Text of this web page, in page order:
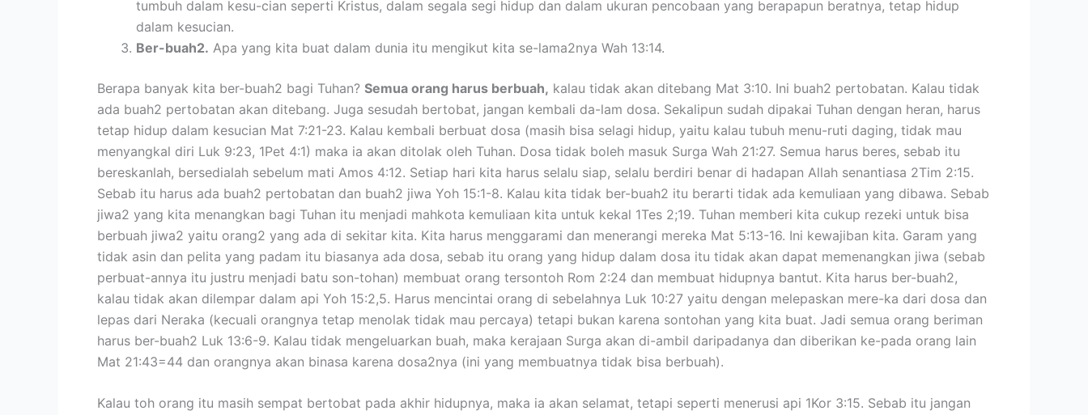
tumbuh dalam kesu-cian seperti Kristus, dalam segala segi hidup dan dalam ukuran pencobaan yang berapapun beratnya, tetap hidup
dalam kesucian.
Ber-buah2. Apa yang kita buat dalam dunia itu mengikut kita se-lama2nya Wah 13:14.
Berapa banyak kita ber-buah2 bagi Tuhan? Semua orang harus berbuah, kalau tidak akan ditebang Mat 3:10. Ini buah2 pertobatan. Kalau tidak
ada buah2 pertobatan akan ditebang. Juga sesudah bertobat, jangan kembali da-lam dosa. Sekalipun sudah dipakai Tuhan dengan heran, harus
tetap hidup dalam kesucian Mat 7:21-23. Kalau kembali berbuat dosa (masih bisa selagi hidup, yaitu kalau tubuh menu-ruti daging, tidak mau
menyangkal diri Luk 9:23, 1Pet 4:1) maka ia akan ditolak oleh Tuhan. Dosa tidak boleh masuk Surga Wah 21:27. Semua harus beres, sebab itu
bereskanlah, bersedialah sebelum mati Amos 4:12. Setiap hari kita harus selalu siap, selalu berdiri benar di hadapan Allah senantiasa 2Tim 2:15.
Sebab itu harus ada buah2 pertobatan dan buah2 jiwa Yoh 15:1-8. Kalau kita tidak ber-buah2 itu berarti tidak ada kemuliaan yang dibawa. Sebab
jiwa2 yang kita menangkan bagi Tuhan itu menjadi mahkota kemuliaan kita untuk kekal 1Tes 2;19. Tuhan memberi kita cukup rezeki untuk bisa
berbuah jiwa2 yaitu orang2 yang ada di sekitar kita. Kita harus menggarami dan menerangi mereka Mat 5:13-16. Ini kewajiban kita. Garam yang
tidak asin dan pelita yang padam itu biasanya ada dosa, sebab itu orang yang hidup dalam dosa itu tidak akan dapat memenangkan jiwa (sebab
perbuat-annya itu justru menjadi batu son-tohan) membuat orang tersontoh Rom 2:24 dan membuat hidupnya bantut. Kita harus ber-buah2,
kalau tidak akan dilempar dalam api Yoh 15:2,5. Harus mencintai orang di sebelahnya Luk 10:27 yaitu dengan melepaskan mere-ka dari dosa dan
lepas dari Neraka (kecuali orangnya tetap menolak tidak mau percaya) tetapi bukan karena sontohan yang kita buat. Jadi semua orang beriman
harus ber-buah2 Luk 13:6-9. Kalau tidak mengeluarkan buah, maka kerajaan Surga akan di-ambil daripadanya dan diberikan ke-pada orang lain
Mat 21:43=44 dan orangnya akan binasa karena dosa2nya (ini yang membuatnya tidak bisa berbuah).
Kalau toh orang itu masih sempat bertobat pada akhir hidupnya, maka ia akan selamat, tetapi seperti menerusi api 1Kor 3:15. Sebab itu jangan